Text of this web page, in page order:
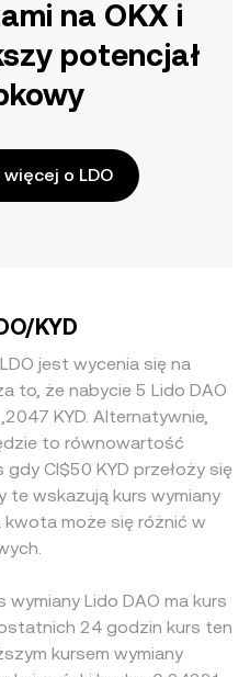
na OKX i
potencjał
o LDO
KYD
jest wycenia się na
to, że nabycie 5 Lido DAO
KYD. Alternatywnie,
to równowartość
CI$50 KYD przełoży się
te wskazują kurs wymiany
kwota może się różnić w
Lido DAO ma kurs
24 godzin kurs ten
kursem wymiany